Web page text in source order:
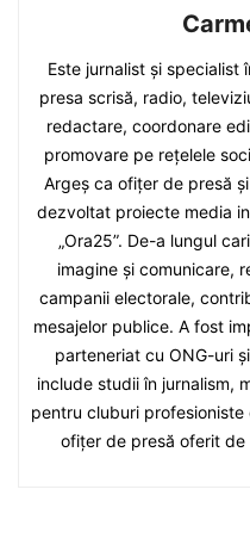
Este jurnalist și specialist
presa scrisă, radio,
redactare, coordonare
promovare pe rețelele
Argeș ca ofițer de presă
dezvoltat proiecte media
„Ora25”. De-a lungul
imagine și comunicare,
campanii electorale,
mesajelor publice. A fost
parteneriat cu ONG-uri
include studii în jurnalism,
pentru cluburi
ofițer de presă oferit de